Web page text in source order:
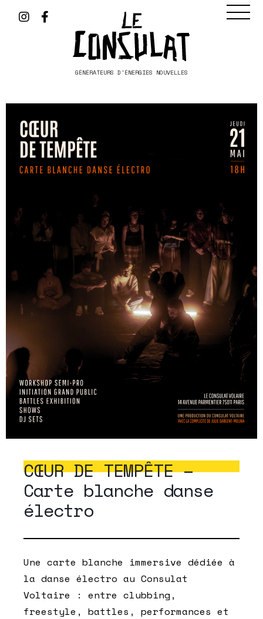
GÉNÉRATEURS D'ÉNERGIES NOUVELLES
CŒUR DE TEMPÊTE –
Carte blanche danse
électro
Une carte blanche immersive dédiée à
la danse électro au Consulat
Voltaire : entre clubbing,
freestyle, battles, performances et